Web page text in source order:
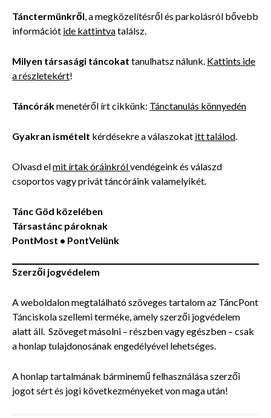
Tánctermünkről, a megközelítésről és parkolásról bővebb
információt ide kattintvatalálsz.
Milyen társasági táncokat tanulhatsz nálunk. Kattints ide
a részletekért!
Táncórákmenetéről írt cikkünk: Tánctanulás könnyedén
Gyakran ismételt kérdésekre a válaszokat itt találod.
Olvasd elmit írtak óráinkrólvendégeink és válaszd
csoportos vagy privát táncóráink valamelyikét.
Tánc Göd közelében
Társastánc pároknak
PontMost • PontVelünk
Szerzői jogvédelem
A weboldalon megtalálható szöveges tartalom az TáncPont
Tánciskola szellemi terméke, amely szerzői jogvédelem
alatt áll. Szöveget másolni – részben vagy egészben – csak
a honlap tulajdonosának engedélyével lehetséges.
A honlap tartalmának bárminemű felhasználása szerzői
jogot sért és jogi következményeket von maga után!